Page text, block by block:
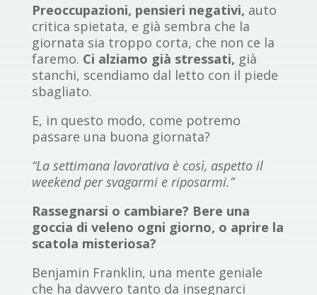
Preoccupazioni, pensieri negativi, auto
critica spietata, e già sembra che la
giornata sia troppo corta, che non ce la
faremo. Ci alziamo già stressati, già
stanchi, scendiamo dal letto con il piede
sbagliato.
E, in questo modo, come potremo
passare una buona giornata?
“La settimana lavorativa è così, aspetto il
weekend per svagarmi e riposarmi.”
Rassegnarsi o cambiare? Bere una
goccia di veleno ogni giorno, o aprire la
scatola misteriosa?
Benjamin Franklin, una mente geniale
che ha davvero tanto da insegnarci